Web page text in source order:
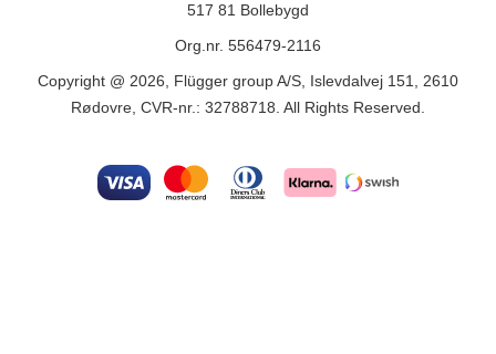
517 81 Bollebygd
Org.nr. 556479-2116
Copyright @ 2026, Flügger group A/S, Islevdalvej 151, 2610
Rødovre, CVR-nr.: 32788718. All Rights Reserved.